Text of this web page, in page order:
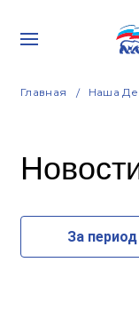
Главная Наша
За период